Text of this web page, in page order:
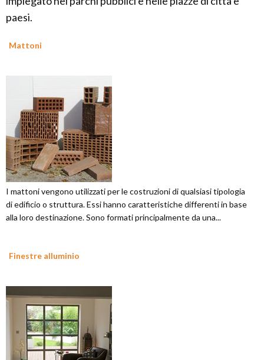
paesi.
Mattoni
I mattoni vengono utilizzati per le costruzioni di qualsiasi tipologia
di edificio o struttura. Essi hanno caratteristiche differenti in base
alla loro destinazione. Sono formati principalmente da una...
Finestre alluminio